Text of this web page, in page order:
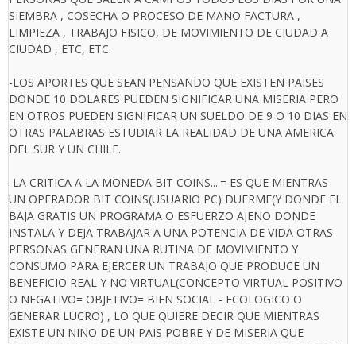
SIEMBRA , COSECHA O PROCESO DE MANO FACTURA ,
LIMPIEZA , TRABAJO FISICO, DE MOVIMIENTO DE CIUDAD A
CIUDAD , ETC, ETC.
-LOS APORTES QUE SEAN PENSANDO QUE EXISTEN PAISES
DONDE 10 DOLARES PUEDEN SIGNIFICAR UNA MISERIA PERO
EN OTROS PUEDEN SIGNIFICAR UN SUELDO DE 9 O 10 DIAS EN
OTRAS PALABRAS ESTUDIAR LA REALIDAD DE UNA AMERICA
DEL SUR Y UN CHILE.
-LA CRITICA A LA MONEDA BIT COINS....= ES QUE MIENTRAS
UN OPERADOR BIT COINS(USUARIO PC) DUERME(Y DONDE EL
BAJA GRATIS UN PROGRAMA O ESFUERZO AJENO DONDE
INSTALA Y DEJA TRABAJAR A UNA POTENCIA DE VIDA OTRAS
PERSONAS GENERAN UNA RUTINA DE MOVIMIENTO Y
CONSUMO PARA EJERCER UN TRABAJO QUE PRODUCE UN
BENEFICIO REAL Y NO VIRTUAL(CONCEPTO VIRTUAL POSITIVO
O NEGATIVO= OBJETIVO= BIEN SOCIAL - ECOLOGICO O
GENERAR LUCRO) , LO QUE QUIERE DECIR QUE MIENTRAS
EXISTE UN NIÑO DE UN PAIS POBRE Y DE MISERIA QUE